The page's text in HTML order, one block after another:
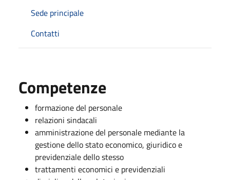
Sede principale
Contatti
Competenze
formazione del personale
relazioni sindacali
amministrazione del personale mediante la
gestione dello stato economico, giuridico e
previdenziale dello stesso
trattamenti economici e previdenziali